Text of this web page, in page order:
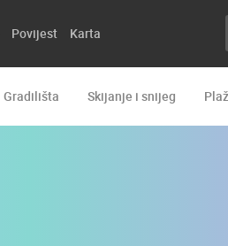
Povijest Karta
Gradilišta Skijanje i snijeg